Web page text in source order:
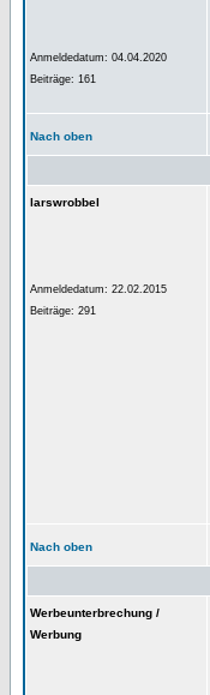
Anmeldedatum: 04.04.2020
Beiträge: 161
Nach oben
larswrobbel
Anmeldedatum: 22.02.2015
Beiträge: 291
Nach oben
Werbeunterbrechung /
Werbung